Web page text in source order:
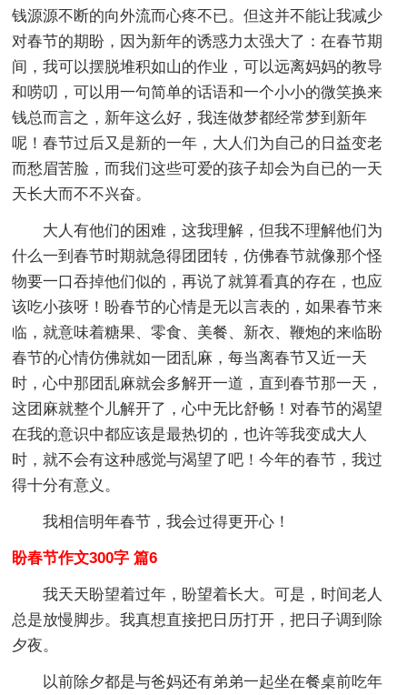
钱源源不断的向外流而心疼不已。但这并不能让我减少
对春节的期盼，因为新年的诱惑力太强大了：在春节期
间，我可以摆脱堆积如山的作业，可以远离妈妈的教导
和唠叨，可以用一句简单的话语和一个小小的微笑换来
钱总而言之，新年这么好，我连做梦都经常梦到新年
呢！春节过后又是新的一年，大人们为自己的日益变老
而愁眉苦脸，而我们这些可爱的孩子却会为自已的一天
天长大而不不兴奋。
大人有他们的困难，这我理解，但我不理解他们为
什么一到春节时期就急得团团转，仿佛春节就像那个怪
物要一口吞掉他们似的，再说了就算看真的存在，也应
该吃小孩呀！盼春节的心情是无以言表的，如果春节来
临，就意味着糖果、零食、美餐、新衣、鞭炮的来临盼
春节的心情仿佛就如一团乱麻，每当离春节又近一天
时，心中那团乱麻就会多解开一道，直到春节那一天，
这团麻就整个儿解开了，心中无比舒畅！对春节的渴望
在我的意识中都应该是最热切的，也许等我变成大人
时，就不会有这种感觉与渴望了吧！今年的春节，我过
得十分有意义。
我相信明年春节，我会过得更开心！
盼春节作文300字 篇6
我天天盼望着过年，盼望着长大。可是，时间老人
总是放慢脚步。我真想直接把日历打开，把日子调到除
夕夜。
以前除夕都是与爸妈还有弟弟一起坐在餐桌前吃年